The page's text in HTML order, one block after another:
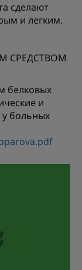
сделают
и легким.
СРЕДСТВОМ
белковых
и
у больных